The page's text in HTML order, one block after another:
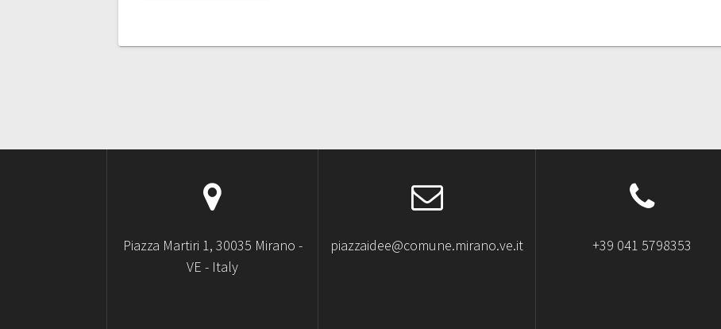
Piazza Martiri 1, 30035 Mirano -
VE - Italy
piazzaidee@comune.mirano.ve.it +39 041 5798353